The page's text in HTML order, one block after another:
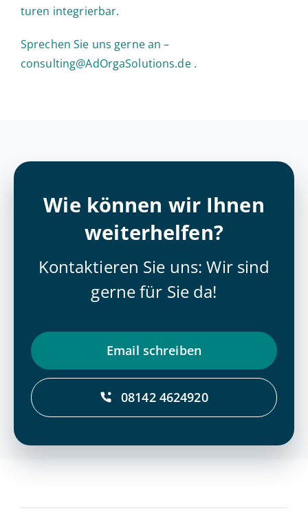
tu­ren integrierbar.
Spre­chen Sie uns gerne an –
consulting@AdOrgaSolutions.de.
Wie können wir Ihnen
weiterhelfen?
Kontaktieren Sie uns: Wir sind
gerne für Sie da!
Email schrei­ben
08142 4624920